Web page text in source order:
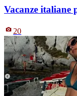
Vacanze italiane
20